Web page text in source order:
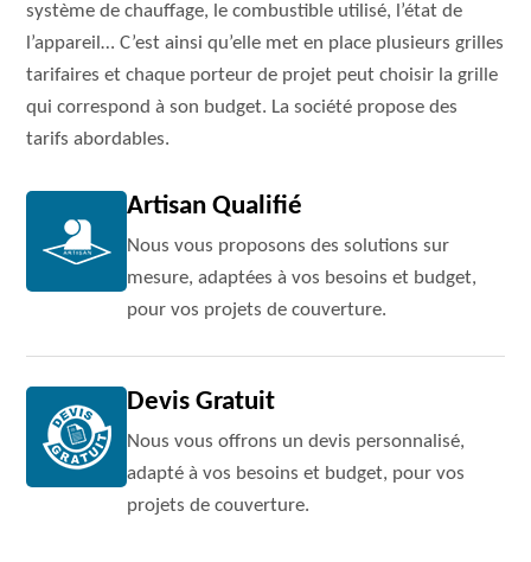
système de chauffage, le combustible utilisé, l’état de
l’appareil… C’est ainsi qu’elle met en place plusieurs grilles
tarifaires et chaque porteur de projet peut choisir la grille
qui correspond à son budget. La société propose des
tarifs abordables.
Artisan Qualifié
Nous vous proposons des solutions sur
mesure, adaptées à vos besoins et budget,
pour vos projets de couverture.
Devis Gratuit
Nous vous offrons un devis personnalisé,
adapté à vos besoins et budget, pour vos
projets de couverture.